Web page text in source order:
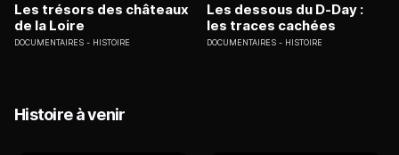
Les trésors des châteaux
de la Loire
DOCUMENTAIRES HISTOIRE
Les dessous du D-Day :
les traces cachées
DOCUMENTAIRES HISTOIRE
Histoire à venir